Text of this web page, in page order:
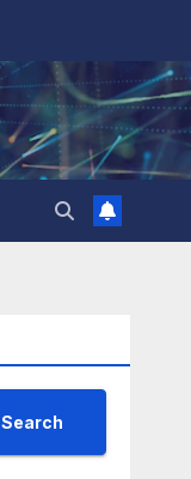
Search